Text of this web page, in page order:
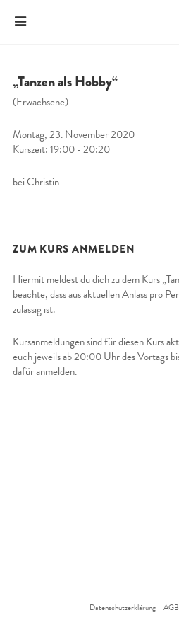
„Tanzen als Hobby“
(Erwachsene)
Montag, 23. November 2020
Kurszeit: 19:00 - 20:20
bei Christin
ZUM KURS ANMELDEN
Hiermit meldest du dich zu dem Kurs
beachte, dass aus aktuellen Anlass pro
zulässig ist.
Kursanmeldungen sind für diesen Kurs
euch jeweils ab 20:00 Uhr des Vortags
dafür anmelden.
Datenschutzerklärung AGB